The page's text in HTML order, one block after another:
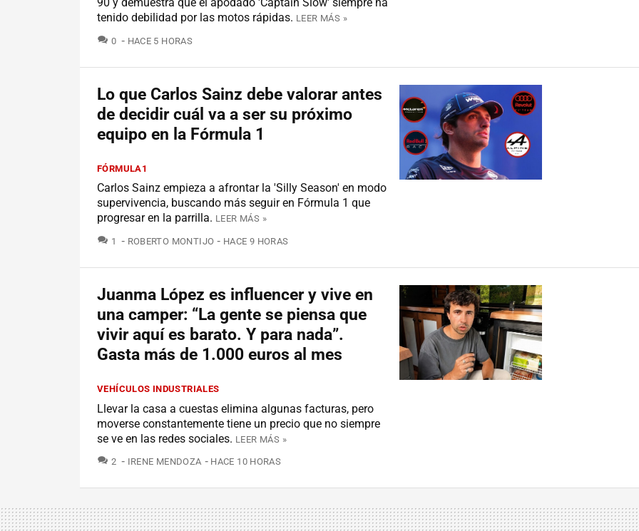
tenido debilidad por las motos rápidas. LEER MÁS »
0 COMENTARIOS
HACE 5 HORAS
Lo que Carlos Sainz debe valorar antes
de decidir cuál va a ser su próximo
equipo en la Fórmula 1
FÓRMULA1
Carlos Sainz empieza a afrontar la 'Silly Season' en modo
supervivencia, buscando más seguir en Fórmula 1 que
progresar en la parrilla. LEER MÁS »
1 COMENTARIOS
ROBERTO MONTIJO HACE 9 HORAS
Juanma López es influencer y vive en
una camper: “La gente se piensa que
vivir aquí es barato. Y para nada”.
Gasta más de 1.000 euros al mes
VEHÍCULOS INDUSTRIALES
Llevar la casa a cuestas elimina algunas facturas, pero
moverse constantemente tiene un precio que no siempre
se ve en las redes sociales. LEER MÁS »
2 COMENTARIOS
IRENE MENDOZA HACE 10 HORAS